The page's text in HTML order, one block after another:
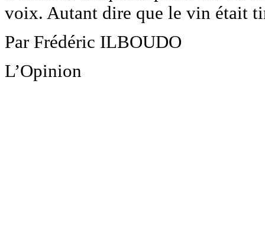
voix. Autant dire que le vin était
Par Frédéric ILBOUDO
L’Opinion